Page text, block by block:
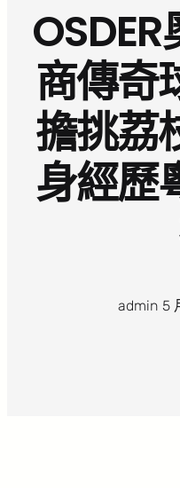
商傳奇
擔挑荔
身經歷
admin· 5